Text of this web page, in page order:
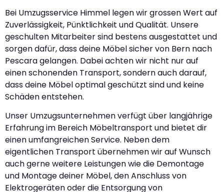
Bei Umzugsservice Himmel legen wir grossen Wert auf
Zuverlässigkeit, Pünktlichkeit und Qualität. Unsere
geschulten Mitarbeiter sind bestens ausgestattet und
sorgen dafür, dass deine Möbel sicher von Bern nach
Pescara gelangen. Dabei achten wir nicht nur auf
einen schonenden Transport, sondern auch darauf,
dass deine Möbel optimal geschützt sind und keine
Schäden entstehen.
Unser Umzugsunternehmen verfügt über langjährige
Erfahrung im Bereich Möbeltransport und bietet dir
einen umfangreichen Service. Neben dem
eigentlichen Transport übernehmen wir auf Wunsch
auch gerne weitere Leistungen wie die Demontage
und Montage deiner Möbel, den Anschluss von
Elektrogeräten oder die Entsorgung von